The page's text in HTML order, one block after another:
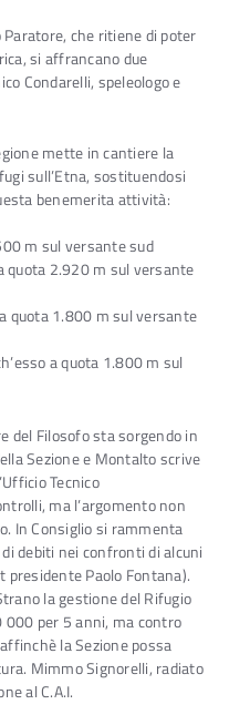
che ritiene di poter
si affrancano due
Condarelli, speleologo e
mette in cantiere la
sull’Etna, sostituendosi
benemerita attività:
m sul versante sud
quota 2.920 m sul versante
quota 1.800 m sul versante
a quota 1.800 m sul
del Filosofo sta sorgendo in
Sezione e Montalto scrive
Tecnico
ma l’argomento non
In Consiglio si rammenta
debiti nei confronti di alcuni
Paolo Fontana).
la gestione del Rifugio
000 per 5 anni, ma contro
la Sezione possa
Mimmo Signorelli, radiato
al C.A.I.